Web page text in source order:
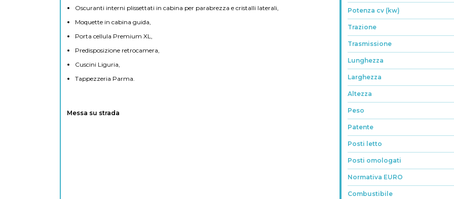
Oscuranti interni plissettati in cabina per parabrezza e cristalli laterali,
Moquette in cabina guida,
Porta cellula Premium XL,
Predisposizione retrocamera,
Cuscini Liguria,
Tappezzeria Parma.
Messa su strada
Potenza cv (kw)
Trazione
Trasmissione
Lunghezza
Larghezza
Altezza
Peso
Patente
Posti letto
Posti omologati
Normativa EURO
Combustibile